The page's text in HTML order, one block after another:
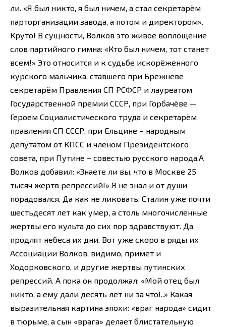
ли. «Я был никто, я был ничем, а стал секретарём
парторганизации завода, а потом и директором».
Круто! В сущности, Волков это живое воплощение
слов партийного гимна: «Кто был ничем, тот станет
всем!» Это относится и к судьбе искорёженного
курского мальчика, ставшего при Брежневе
секретарём Правления СП РСФСР и лауреатом
Государственной премии СССР, при Горбачёве —
Героем Социалистического труда и секретарём
правления СП СССР, при Ельцине – народным
депутатом от КПСС и членом Президентского
совета, при Путине – совестью русского народа.А
Волков добавил: «Знаете ли вы, что в Москве 25
тысяч жертв репрессий!» Я не знал и от души
порадовался. Да как не ликовать: Сталин уже почти
шестьдесят лет как умер, а столь многочисленные
жертвы его культа до сих пор здравствуют. Да
продлят небеса их дни. Вот уже скоро в ряды их
Ассоциации Волков, видимо, примет и
Ходорковского, и другие жертвы путинских
репрессий. А пока он продолжал: «Мой отец был
никто, а ему дали десять лет ни за что!..» Какая
выразительная картина эпохи: «враг народа» сидит
в тюрьме, а сын «врага» делает блистательную